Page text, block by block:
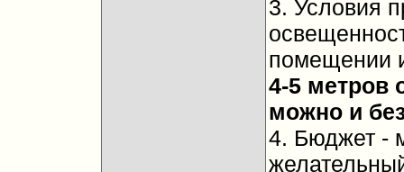
3. Условия
помещении
4-5 метров
можно и
4. Бюджет -